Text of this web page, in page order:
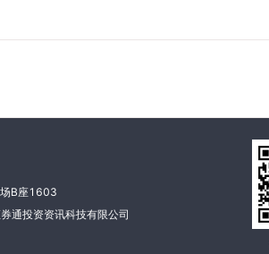
B座1603
投资资讯科技有限公司